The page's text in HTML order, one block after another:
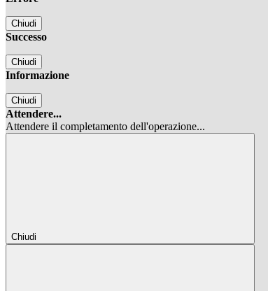
Chiudi
Successo
Chiudi
Informazione
Chiudi
Attendere...
Attendere il completamento dell'operazione...
Chiudi